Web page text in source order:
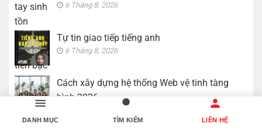
6 Tháng 8, 2026
Tự tin giao tiếp tiếng anh
6 Tháng 8, 2026
Cách xây dựng hệ thống Web vệ tinh tàng
hình 2026
DANH MỤC TÌM KIẾM LIÊN HỆ